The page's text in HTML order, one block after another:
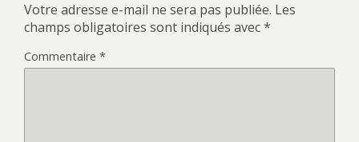
Votre adresse e-mail ne sera pas publiée. Les
champs obligatoires sont indiqués avec*
Commentaire *